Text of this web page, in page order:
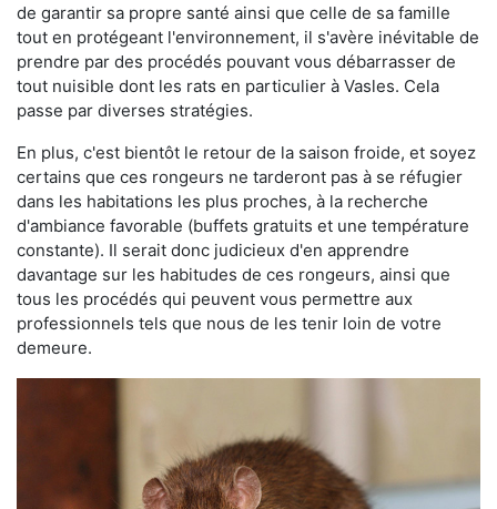
de garantir sa propre santé ainsi que celle de sa famille
tout en protégeant l'environnement, il s'avère inévitable de
prendre par des procédés pouvant vous débarrasser de
tout nuisible dont les rats en particulier à Vasles. Cela
passe par diverses stratégies.
En plus, c'est bientôt le retour de la saison froide, et soyez
certains que ces rongeurs ne tarderont pas à se réfugier
dans les habitations les plus proches, à la recherche
d'ambiance favorable (buffets gratuits et une température
constante). Il serait donc judicieux d'en apprendre
davantage sur les habitudes de ces rongeurs, ainsi que
tous les procédés qui peuvent vous permettre aux
professionnels tels que nous de les tenir loin de votre
demeure.